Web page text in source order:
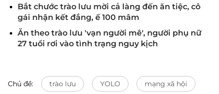
Bắt chước trào lưu mời cả làng đến ăn tiệc, cô
gái nhận kết đắng, ế 100 mâm
Ăn theo trào lưu 'vạn người mê', người phụ nữ
27 tuổi rơi vào tình trạng nguy kịch
Chủ đề: trào lưu YOLO mạng xã hội